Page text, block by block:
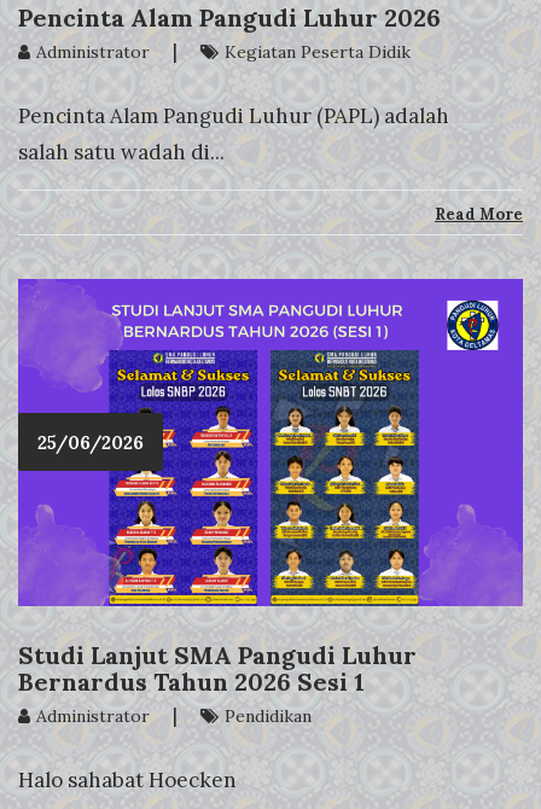
Pencinta Alam Pangudi Luhur 2026
Administrator | Kegiatan Peserta Didik
Pencinta Alam Pangudi Luhur (PAPL) adalah
salah satu wadah di...
Read More
25/06/2026
Studi Lanjut SMA Pangudi Luhur
Bernardus Tahun 2026 Sesi 1
Administrator | Pendidikan
Halo sahabat Hoecken